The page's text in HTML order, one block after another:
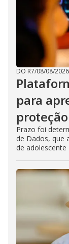
DO R7/08/08/2026
para
Prazo foi
de Dados, que
de adolescente